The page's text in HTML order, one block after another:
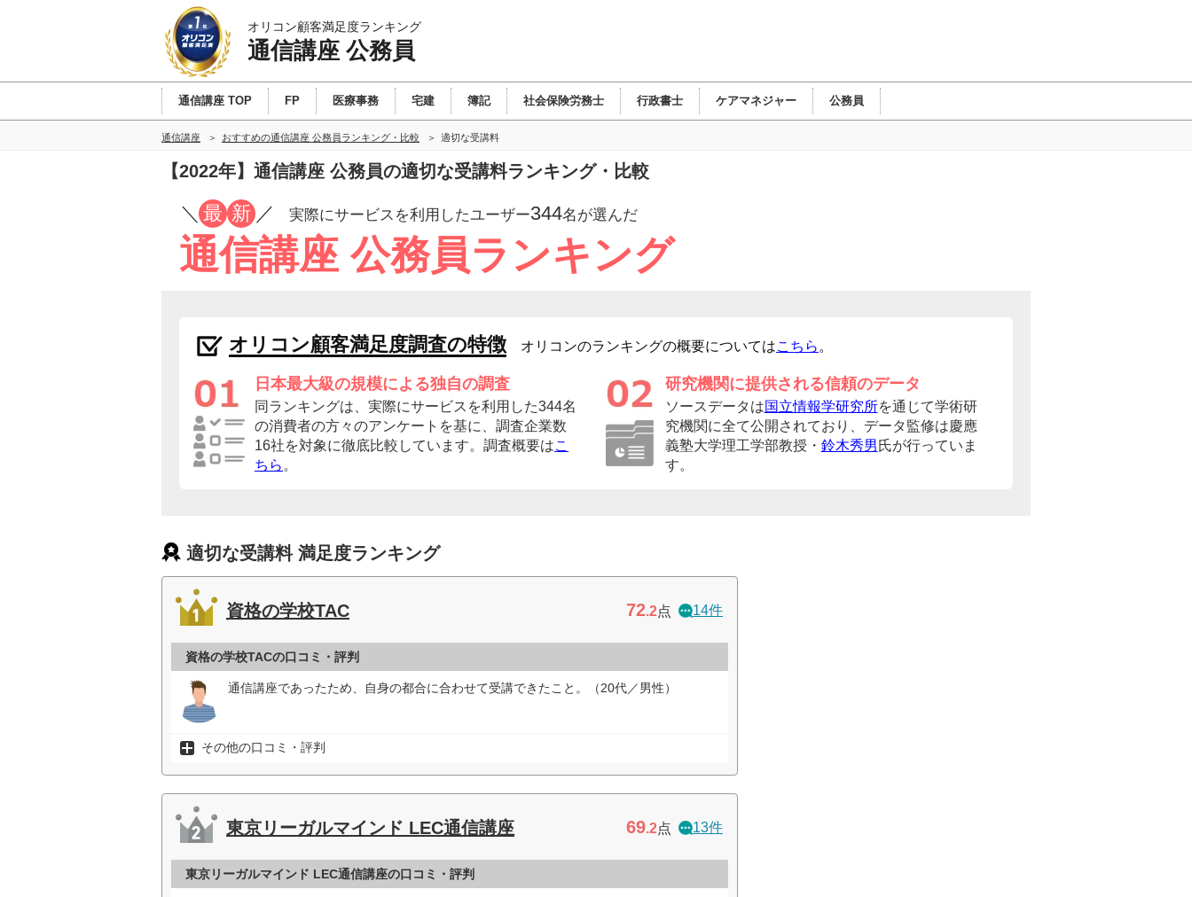
オリコン顧客満足度ランキング
通信講座 公務員
通信講座 TOP FP 医療事務 宅建 簿記 社会保険労務士 行政書士 ケアマネジャー 公務員
通信講座 おすすめの通信講座 公務員ランキング・比較 適切な受講料
【2022年】通信講座 公務員の適切な受講料ランキング・比較
／ 最 新 ／ 実際にサービスを利用したユーザー344名が選んだ
通信講座 公務員ランキング
オリコン顧客満足度調査の特徴 オリコンのランキングの概要についてはこちら 。
日本最大級の規模による独自の調査
同ランキングは、実際にサービスを利用した344名
の消費者の方々のアンケートを基に、調査企業数
16社を対象に徹底比較しています。調査概要はこ
ちら 。
研究機関に提供される信頼のデータ
ソースデータは国立情報学研究所を通じて学術研
究機関に全て公開されており、データ監修は慶應
義塾大学理工学部教授・ 鈴木秀男 氏が行っていま
す。
適切な受講料 満足度ランキング
資格の学校TAC 72.2点 14件
資格の学校TACの口コミ・評判
通信講座であったため、自身の都合に合わせて受講できたこと。（20代／男性）
その他の口コミ・評判
東京リーガルマインド LEC通信講座 69.2点 13件
東京リーガルマインド LEC通信講座の口コミ・評判